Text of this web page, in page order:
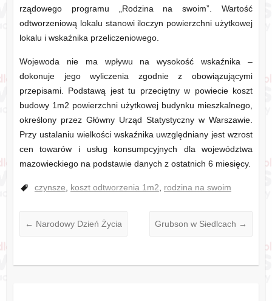
rządowego programu „Rodzina na swoim”. Wartość
odtworzeniową lokalu stanowi iloczyn powierzchni użytkowej
lokalu i wskaźnika przeliczeniowego.
Wojewoda nie ma wpływu na wysokość wskaźnika –
dokonuje jego wyliczenia zgodnie z obowiązującymi
przepisami. Podstawą jest tu przeciętny w powiecie koszt
budowy 1m2 powierzchni użytkowej budynku mieszkalnego,
określony przez Główny Urząd Statystyczny w Warszawie.
Przy ustalaniu wielkości wskaźnika uwzględniany jest wzrost
cen towarów i usług konsumpcyjnych dla województwa
mazowieckiego na podstawie danych z ostatnich 6 miesięcy.
czynsze, koszt odtworzenia 1m2, rodzina na swoim
← Narodowy Dzień Życia Grubson w Siedlcach →